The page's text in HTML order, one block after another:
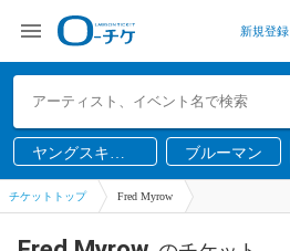
新規登録
ヤングスキニ
ー
ブルーマン
チケットトップ Fred Myrow